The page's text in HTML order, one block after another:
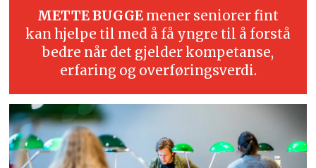
METTE BUGGE mener seniorer fint
kan hjelpe til med å få yngre til å forstå
bedre når det gjelder kompetanse,
erfaring og overføringsverdi.